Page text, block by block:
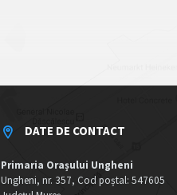
DATE DE CONTACT
Primaria Orașului Ungheni
Ungheni, nr. 357, Cod poștal: 547605